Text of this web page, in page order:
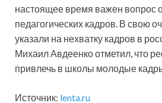
настоящее время важен вопрос
педагогических кадров. В свою
указали на нехватку кадров в
Михаил Авдеенко отметил, что
привлечь в школы молодые
Источник: lenta.ru